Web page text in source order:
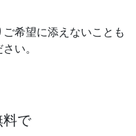
希望に添えないことも
い。
料で